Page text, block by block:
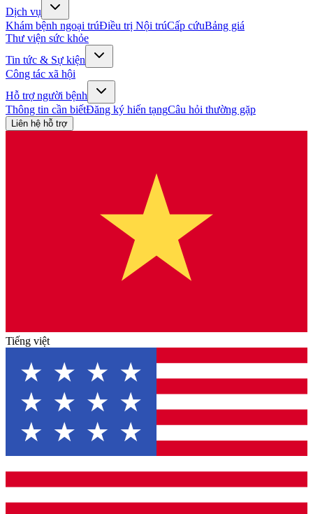
Dịch vụ
Khám bệnh ngoại trúĐiều trị Nội trúCấp cứuBảng giá
Thư viện sức khỏe
Tin tức & Sự kiện
Công tác xã hội
Hỗ trợ người bệnh
Thông tin cần biếtĐăng ký hiến tạngCâu hỏi thường gặp
Liên hệ hỗ trợ
Tiếng việt